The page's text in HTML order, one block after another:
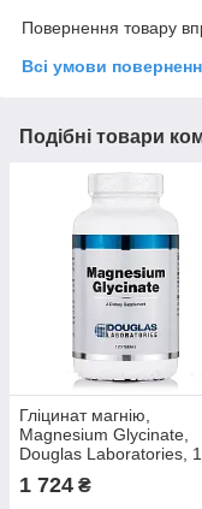
Повернення товару
Всі умови
Подібні товари
Гліцинат магнію,
Magnesium Glycinate,
Douglas Laboratories,
1 724 ₴